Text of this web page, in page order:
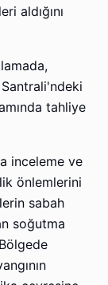
aldığını
tahliye
inceleme ve
önlemlerini
sabah
soğutma